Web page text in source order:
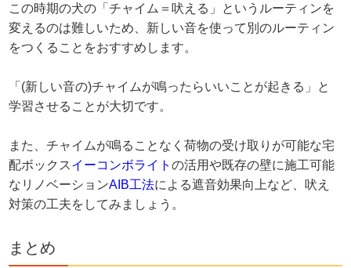
この時期の犬の「チャイム＝吠える」というルーティンを
変えるのは難しいため、新しい音を使って別のルーティン
をつくることをおすすめします。
「(新しい音の)チャイムが鳴ったらいいことが起きる」と
学習させることが大切です。
また、チャイムが鳴ることなく荷物の受け取りが可能な宅
配ボックスイーコンボライトの活用や既存の壁に施工可能
なリノベーションAIB工法による遮音効果向上など、吠え
対策の工夫をしてみましょう。
まとめ